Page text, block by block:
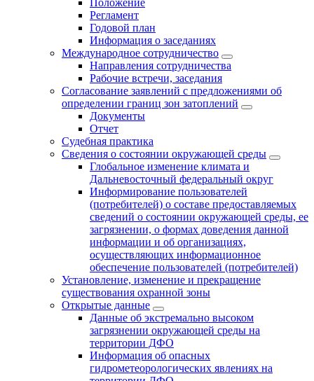
Положение
Регламент
Годовой план
Информация о заседаниях
Международное сотрудничество
Направления сотрудничества
Рабочие встречи, заседания
Согласование заявлений с предложениями об
определении границ зон затоплений
Документы
Отчет
Судебная практика
Сведения о состоянии окружающей среды
Глобальное изменение климата и
Дальневосточный федеральный округ
Информирование пользователей
(потребителей) о составе предоставляемых
сведений о состоянии окружающей среды, ее
загрязнении, о формах доведения данной
информации и об организациях,
осуществляющих информационное
обеспечение пользователей (потребителей)
Установление, изменение и прекращение
существования охранной зоны
Открытые данные
Данные об экстремально высоком
загрязнении окружающей среды на
территории ДФО
Информация об опасных
гидрометеорологических явлениях на